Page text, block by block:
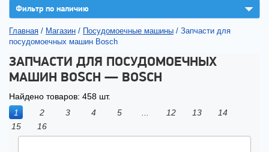
Фильтр по наличию ▼
Главная / Магазин / Посудомоечные машины / Запчасти для
посудомоечных машин Bosch
ЗАПЧАСТИ ДЛЯ ПОСУДОМОЕЧНЫХ
МАШИН BOSCH — BOSCH
Найдено товаров: 458 шт.
1
2 3 4 5 12 13
14
15
16